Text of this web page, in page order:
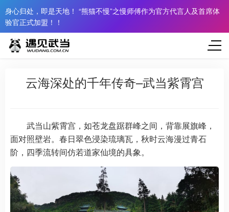
身心归处，即是天地！ “熊猫不慢”之慢师傅作为官方代言人及首席体
验官正式加盟！！
云海深处的千年传奇–武当紫霄宫
武当山紫霄宫，如苍龙盘踞群峰之间，背靠展旗峰，
面对照壁岩。春日翠色浸染琉璃瓦，秋时云海漫过青石
阶，四季流转间仿若道家仙境的具象。